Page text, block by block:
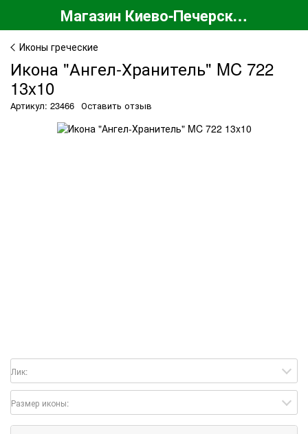
Магазин Киево-Печерской Лавры
Иконы греческие
Икона "Ангел-Хранитель" MC 722
13x10
Артикул: 23466 Оставить отзыв
Лик:
Размер иконы: